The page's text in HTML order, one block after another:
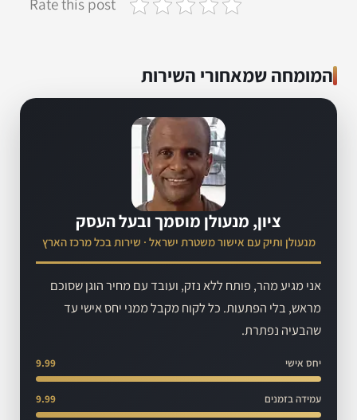
Rate this post
המומחה שמאחורי השירות
ציון, מנעולן מוסמך ובעל העסק
מנעולן ותיק עם אישור משטרת ישראל · שירות בכל מרכז הארץ
אני מגיע מהר, פותח ללא נזק, ועובד עם מחיר הוגן שסוכם
מראש, בלי הפתעות. כל לקוח מקבל ממני יחס אישי עד
שהבעיה נפתרת.
יחס אישי 9.99
עמידה בזמנים 9.99